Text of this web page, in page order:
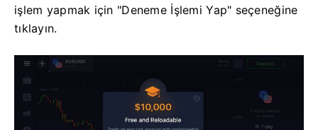
işlem yapmak için "Deneme İşlemi Yap" seçeneğine
tıklayın.